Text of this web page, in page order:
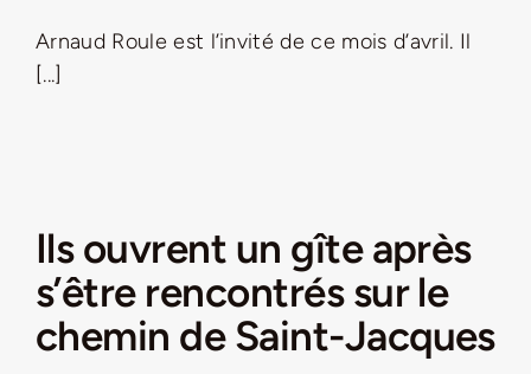
Arnaud Roule est l’invité de ce mois d’avril. Il
[...]
Ils ouvrent un gîte après
s’être rencontrés sur le
chemin de Saint-Jacques